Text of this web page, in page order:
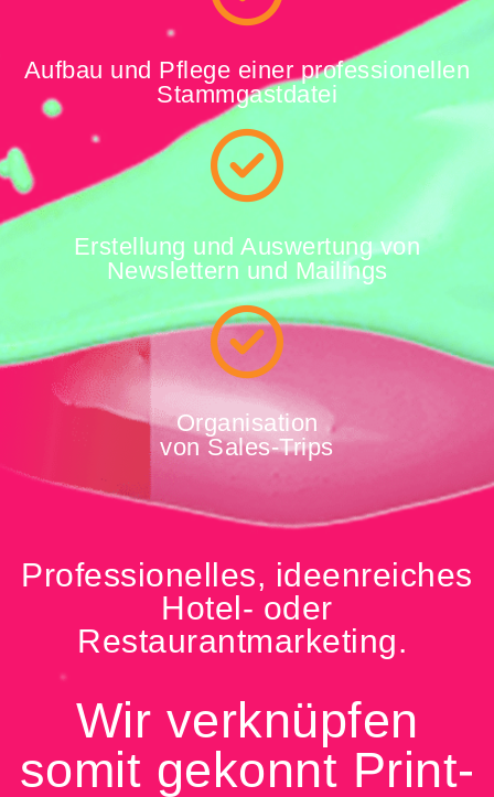
Aufbau und Pflege einer professionellen
Stammgastdatei
Erstellung und Auswertung von
Newslettern und Mailings
Organisation
von Sales-Trips
Professionelles, ideenreiches
Hotel- oder
Restaurantmarketing.
Wir verknüpfen
somit gekonnt Print-